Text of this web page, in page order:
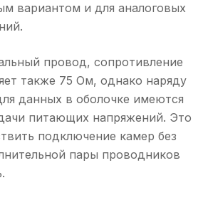
вариантом и для аналоговых
провод, сопротивление
также 75 Ом, однако наряду
данных в оболочке имеются
питающих напряжений. Это
подключение камер без
пары проводников